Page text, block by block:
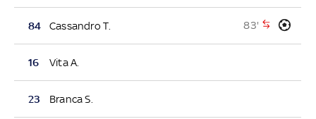
84 Cassandro T. 83'
16 Vita A.
23 Branca S.